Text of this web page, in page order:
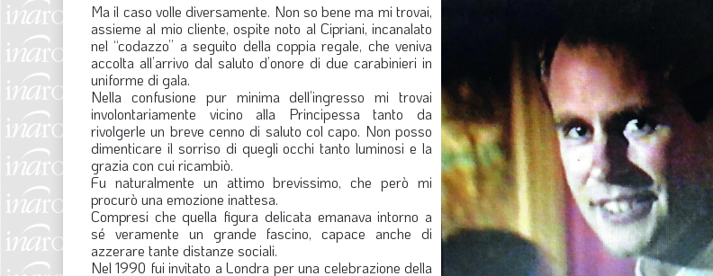
Ma il caso volle diversamente. Non so bene ma mi trovai,
assieme al mio cliente, ospite noto al Cipriani, incanalato
nel “codazzo” a seguito della coppia regale, che veniva
accolta all’arrivo dal saluto d’onore di due carabinieri in
uniforme di gala.
Nella confusione pur minima dell’ingresso mi trovai
involontariamente vicino alla Principessa tanto da
rivolgerle un breve cenno di saluto col capo. Non posso
dimenticare il sorriso di quegli occhi tanto luminosi e la
grazia con cui ricambiò.
Fu naturalmente un attimo brevissimo, che però mi
procurò una emozione inattesa.
Compresi che quella figura delicata emanava intorno a
sé veramente un grande fascino, capace anche di
azzerare tante distanze sociali.
Nel 1990 fui invitato a Londra per una celebrazione della